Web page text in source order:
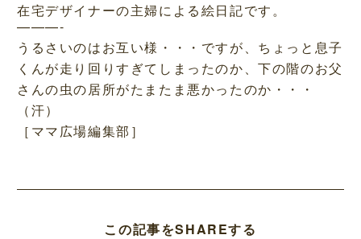
在宅デザイナーの主婦による絵日記です。
———-
うるさいのはお互い様・・・ですが、ちょっと息子
くんが走り回りすぎてしまったのか、下の階のお父
さんの虫の居所がたまたま悪かったのか・・・
（汗）
［ママ広場編集部］
この記事をSHAREする